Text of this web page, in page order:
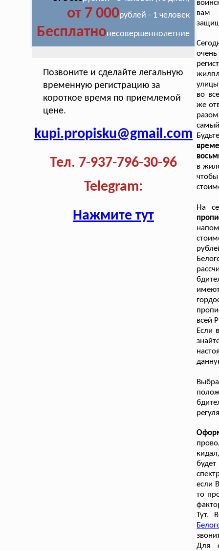
от 7 000рублей - 1 человек
Бесплатнонесовершеннолетние
Позвоните и сделайте легальную
временную регистрацию за
короткое время по приемлемой
цене.
kupi.propisku@gmail.com
Тел. 7-937-796-30-96
Telegram:
Нажмите тут
вам
во
же
в
На
всей
Если
если
то
Тут,
Для